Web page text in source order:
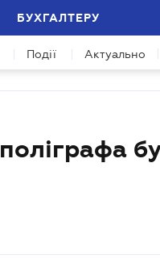
БУХГАЛТЕРУ
Події Актуально